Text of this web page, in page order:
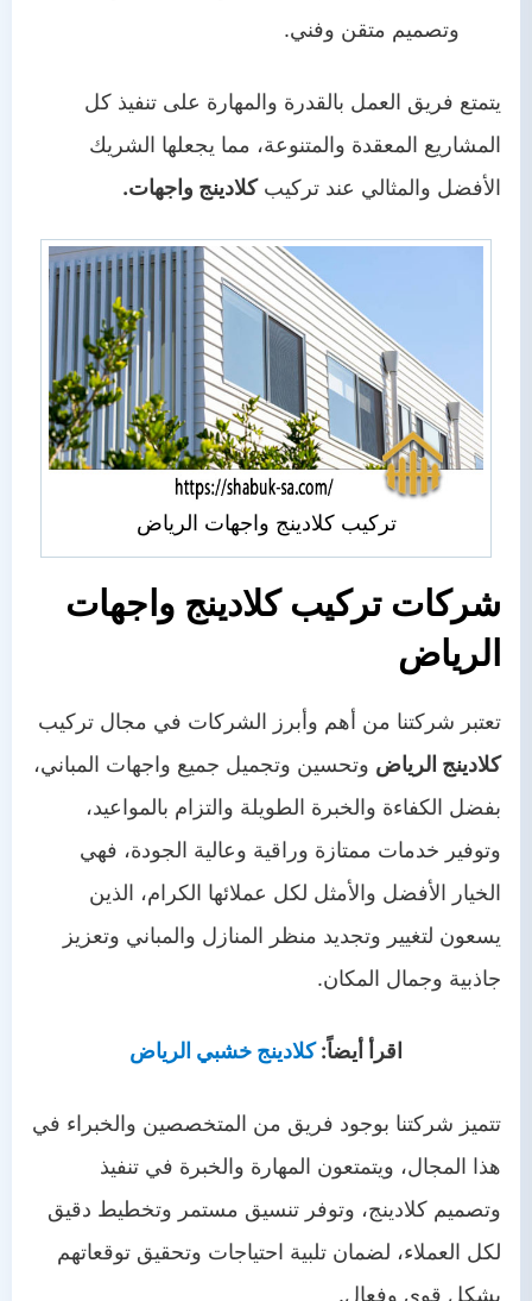
وتصميم متقن وفني.
يتمتع فريق العمل بالقدرة والمهارة على تنفيذ كل
المشاريع المعقدة والمتنوعة، مما يجعلها الشريك
الأفضل والمثالي عند تركيبكلادينج واجهات.
تركيب كلادينج واجهات الرياض
شركات تركيب كلادينج واجهات
الرياض
تعتبر شركتنا من أهم وأبرز الشركات في مجال تركيب
كلادينج الرياض وتحسين وتجميل جميع واجهات المباني،
بفضل الكفاءة والخبرة الطويلة والتزام بالمواعيد،
وتوفير خدمات ممتازة وراقية وعالية الجودة، فهي
الخيار الأفضل والأمثل لكل عملائها الكرام، الذين
يسعون لتغيير وتجديد منظر المنازل والمباني وتعزيز
جاذبية وجمال المكان.
اقرأ أيضاً:كلادينج خشبي الرياض
تتميز شركتنا بوجود فريق من المتخصصين والخبراء في
هذا المجال، ويتمتعون المهارة والخبرة في تنفيذ
وتصميم كلادينج، وتوفر تنسيق مستمر وتخطيط دقيق
لكل العملاء، لضمان تلبية احتياجات وتحقيق توقعاتهم
بشكل قوي وفعال.